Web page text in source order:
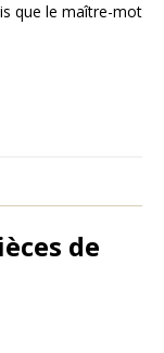
que le maître-mot
de